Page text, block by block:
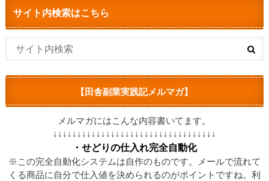
サイト内検索はこちら
【田舎副業実践記メルマガ】
メルマガにはこんな内容書いてます。
↓↓↓↓↓↓↓↓↓↓↓↓↓↓↓↓↓↓↓↓↓↓↓↓↓↓↓↓↓↓↓↓↓↓
・せどりの仕入れ完全自動化
※この完全自動化システムは自作のものです。メールで流れて
くる商品に自分で仕入値を決められるのがポイントですね。利